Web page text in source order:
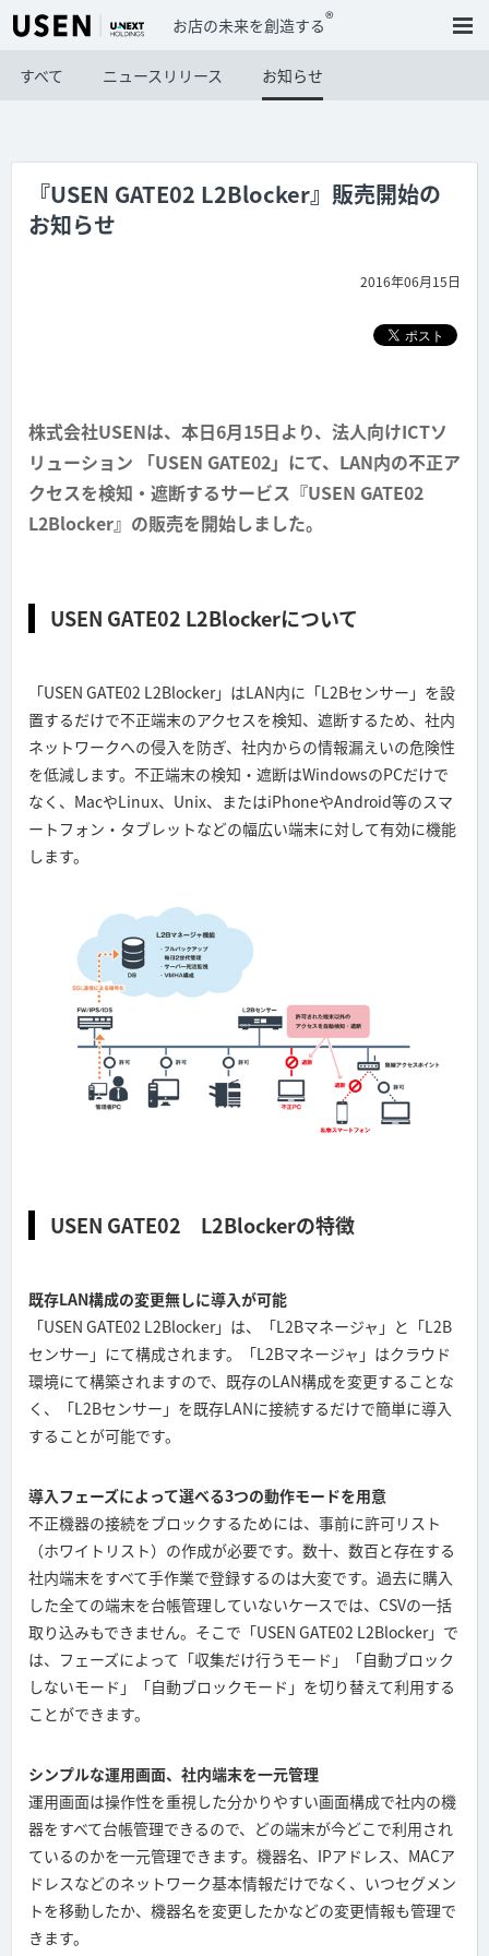
お店の未来を創造する®
すべて ニュースリリース お知らせ
『USEN GATE02 L2Blocker』販売開始の
お知らせ
2016年06月15日
株式会社USENは、本日6月15日より、法人向けICTソ
リューション 「USEN GATE02」にて、LAN内の不正ア
クセスを検知・遮断するサービス『USEN GATE02
L2Blocker』の販売を開始しました。
USEN GATE02 L2Blockerについて
「USEN GATE02 L2Blocker」はLAN内に「L2Bセンサー」を設
置するだけで不正端末のアクセスを検知、遮断するため、社内
ネットワークへの侵入を防ぎ、社内からの情報漏えいの危険性
を低減します。不正端末の検知・遮断はWindowsのPCだけで
なく、MacやLinux、Unix、またはiPhoneやAndroid等のスマ
ートフォン・タブレットなどの幅広い端末に対して有効に機能
します。
USEN GATE02 L2Blockerの特徴
既存LAN構成の変更無しに導入が可能
「USEN GATE02 L2Blocker」は、「L2Bマネージャ」と「L2B
センサー」にて構成されます。「L2Bマネージャ」はクラウド
環境にて構築されますので、既存のLAN構成を変更することな
く、「L2Bセンサー」を既存LANに接続するだけで簡単に導入
することが可能です。
導入フェーズによって選べる3つの動作モードを用意
不正機器の接続をブロックするためには、事前に許可リスト
（ホワイトリスト）の作成が必要です。数十、数百と存在する
社内端末をすべて手作業で登録するのは大変です。過去に購入
した全ての端末を台帳管理していないケースでは、CSVの一括
取り込みもできません。そこで「USEN GATE02 L2Blocker」で
は、フェーズによって「収集だけ行うモード」「自動ブロック
しないモード」「自動ブロックモード」を切り替えて利用する
ことができます。
シンプルな運用画面、社内端末を一元管理
運用画面は操作性を重視した分かりやすい画面構成で社内の機
器をすべて台帳管理できるので、どの端末が今どこで利用され
ているのかを一元管理できます。機器名、IPアドレス、MACア
ドレスなどのネットワーク基本情報だけでなく、いつセグメン
トを移動したか、機器名を変更したかなどの変更情報も管理で
きます。